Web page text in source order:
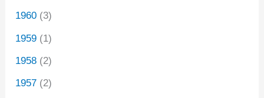
1960 (3)
1959 (1)
1958 (2)
1957 (2)